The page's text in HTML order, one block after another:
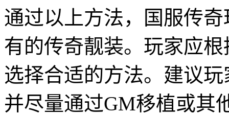
通过以上方法，国服传
有的传奇靓装。玩家应
选择合适的方法。建议
并尽量通过GM移植或其